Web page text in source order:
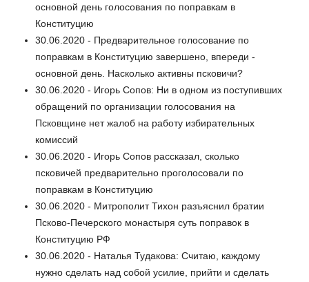
основной день голосования по поправкам в
Конституцию
30.06.2020 - Предварительное голосование по
поправкам в Конституцию завершено, впереди -
основной день. Насколько активны псковичи?
30.06.2020 - Игорь Сопов: Ни в одном из поступивших
обращений по организации голосования на
Псковщине нет жалоб на работу избирательных
комиссий
30.06.2020 - Игорь Сопов рассказал, сколько
псковичей предварительно проголосовали по
поправкам в Конституцию
30.06.2020 - Митрополит Тихон разъяснил братии
Псково-Печерского монастыря суть поправок в
Конституцию РФ
30.06.2020 - Наталья Тудакова: Считаю, каждому
нужно сделать над собой усилие, прийти и сделать